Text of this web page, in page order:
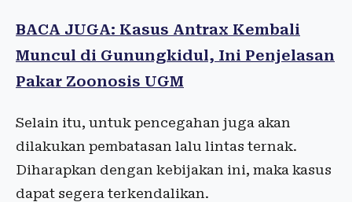
BACA JUGA: Kasus Antrax Kembali
Muncul di Gunungkidul, Ini Penjelasan
Pakar Zoonosis UGM
Selain itu, untuk pencegahan juga akan
dilakukan pembatasan lalu lintas ternak.
Diharapkan dengan kebijakan ini, maka kasus
dapat segera terkendalikan.